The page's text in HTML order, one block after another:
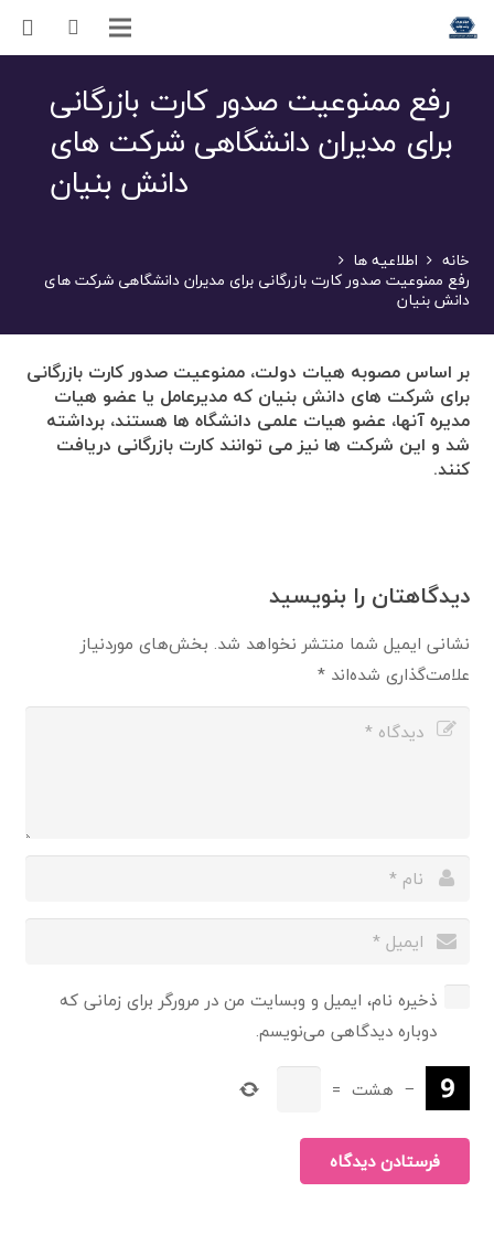
رفع ممنوعیت صدور کارت بازرگانی
برای مدیران دانشگاهی شرکت های
دانش بنیان
خانه اطلاعیه ها
رفع ممنوعیت صدور کارت بازرگانی برای مدیران دانشگاهی شرکت های
دانش بنیان
بر اساس مصوبه هیات دولت، ممنوعیت صدور کارت بازرگانی
برای شرکت های دانش بنیان که مدیرعامل یا عضو هیات
مدیره آنها، عضو هیات علمی دانشگاه ها هستند، برداشته
شد و این شرکت ها نیز می توانند کارت بازرگانی دریافت
کنند.
دیدگاهتان را بنویسید
نشانی ایمیل شما منتشر نخواهد شد. بخش‌های موردنیاز
علامت‌گذاری شده‌اند*
ذخیره نام، ایمیل و وبسایت من در مرورگر برای زمانی که
دوباره دیدگاهی می‌نویسم.
− هشت =
فرستادن دیدگاه